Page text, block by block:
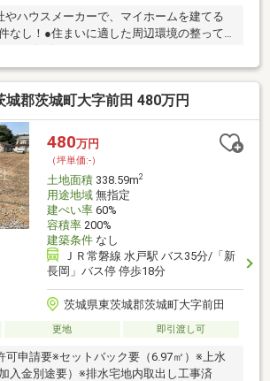
やハウスメーカーで、マイホームを建てる
なし！●住まいに適した周辺環境の整って
です(^_^)
城郡茨城町大字前田 480万円
480万円
（坪単価:-）
土地面積338.59m2
用途地域無指定
建ぺい率60%
容積率200%
建築条件なし
ＪＲ常磐線 水戸駅 バス35分/「新
長岡」バス停 停歩18分
茨城県東茨城郡茨城町大字前田
更地 即引渡し可
可申請要※セットバック要（6.97㎡）※上水
入金別途要）※排水宅地内取出し工事済